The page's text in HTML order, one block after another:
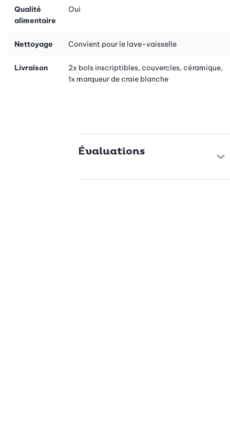
d’entrée ou de dessert. Ces bols polyvalents passent au lave-
vaisselle.
avantageuse: bols inscriptibles, couvercles, céramique – 4
Qualité
alimentaire
Oui
Nettoyage Convient pour le lave-vaisselle
Livraison
2x bols inscriptibles, couvercles, céramique,
1x marqueur de craie blanche
Évaluations